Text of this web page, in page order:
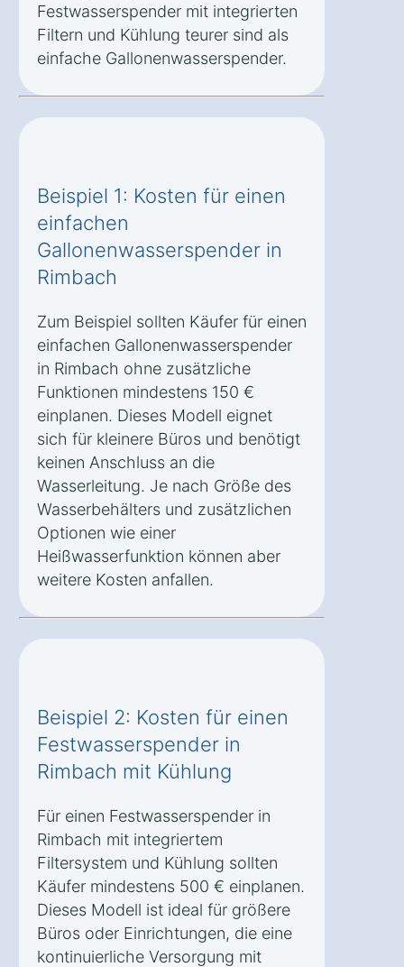
Festwasserspender mit integrierten
Filtern und Kühlung teurer sind als
einfache Gallonenwasserspender.
Beispiel 1: Kosten für einen
einfachen
Gallonenwasserspender in
Rimbach
Zum Beispiel sollten Käufer für einen
einfachen Gallonenwasserspender
in Rimbach ohne zusätzliche
Funktionen mindestens 150 €
einplanen. Dieses Modell eignet
sich für kleinere Büros und benötigt
keinen Anschluss an die
Wasserleitung. Je nach Größe des
Wasserbehälters und zusätzlichen
Optionen wie einer
Heißwasserfunktion können aber
weitere Kosten anfallen.
Beispiel 2: Kosten für einen
Festwasserspender in
Rimbach mit Kühlung
Für einen Festwasserspender in
Rimbach mit integriertem
Filtersystem und Kühlung sollten
Käufer mindestens 500 € einplanen.
Dieses Modell ist ideal für größere
Büros oder Einrichtungen, die eine
kontinuierliche Versorgung mit